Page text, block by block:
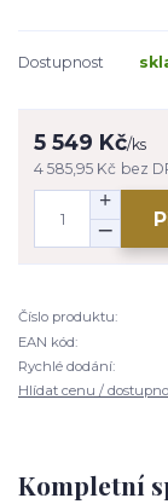
Dostupnost
5 549 Kč/ks
4 585,95 Kč bez
Číslo produktu:
EAN kód:
Rychlé dodání:
Hlídat cenu /
Kompletní